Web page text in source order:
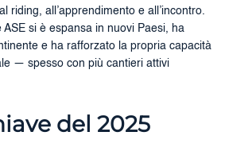
riding, all’apprendimento e all’incontro.
ASE si è espansa in nuovi Paesi, ha
e ha rafforzato la propria capacità
— spesso con più cantieri attivi
del 2025